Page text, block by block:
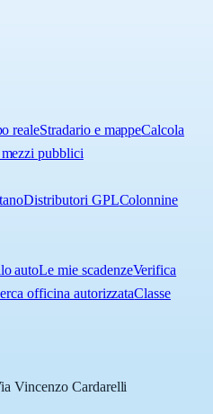
realeStradario e mappeCalcola
pubblici
Distributori GPLColonnine
autoLe mie scadenzeVerifica
officina autorizzataClasse
Vincenzo Cardarelli